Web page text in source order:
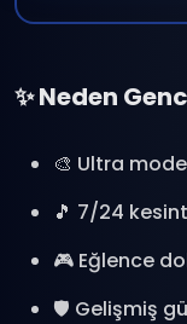
✨ Neden
🎨 Ultra
🎵 7/24
🎮 Eğlence
🛡️ Gelişmiş